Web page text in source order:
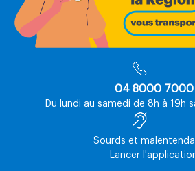
04 8000 7000
Du lundi au samedi de 8h à 19h
Sourds et
Lancer